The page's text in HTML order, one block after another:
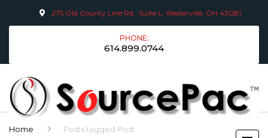
275 Old County Line Rd., Suite L, Westerville, OH 43081
PHONE:
614.899.0744
Home Posts tagged Post